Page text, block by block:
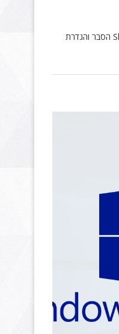
כל הזכויות שמורות לטל בן שושן – Shushan.co.il הסבר והגדרת